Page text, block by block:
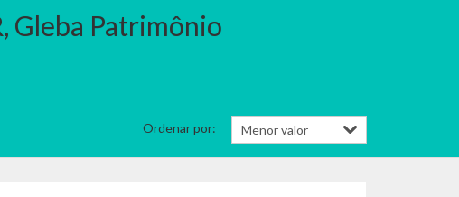
Gleba Patrimônio
Ordenar por: